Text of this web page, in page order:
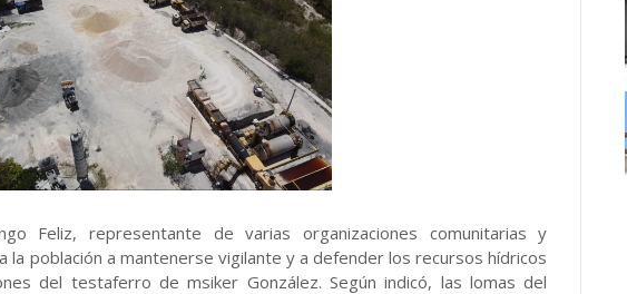
Feliz, representante de varias organizaciones comunitarias y
la población a mantenerse vigilante y a defender los recursos hídricos
del testaferro de msiker González. Según indicó, las lomas del